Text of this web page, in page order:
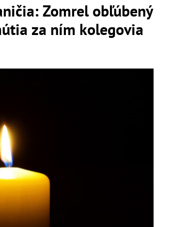
Zomrel obľúbený
za ním kolegovia